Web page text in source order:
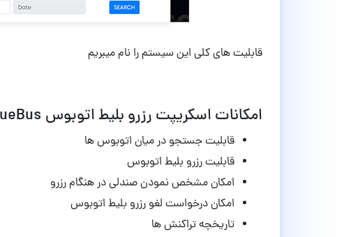
قابلیت های کلی این سیستم را نام میبریم
امکانات اسکریپت رزرو بلیط اتوبوس BlueBus نسخه 1.0
قابلیت جستجو در میان اتوبوس ها
قابلیت رزرو بلیط اتوبوس
امکان مشخص نمودن صندلی در هنگام رزرو
امکان درخواست لغو رزرو بلیط اتوبوس
تاریخچه تراکنش ها